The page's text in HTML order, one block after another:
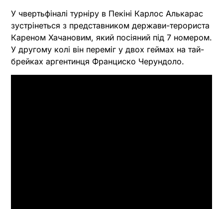
У чвертьфіналі турніру в Пекіні Карлос Алькарас
зустрінеться з представником держави-терориста
Кареном Хачановим, який посіяний під 7 номером.
У другому колі він переміг у двох геймах на тай-
брейках аргентинця Франциско Черундоло.